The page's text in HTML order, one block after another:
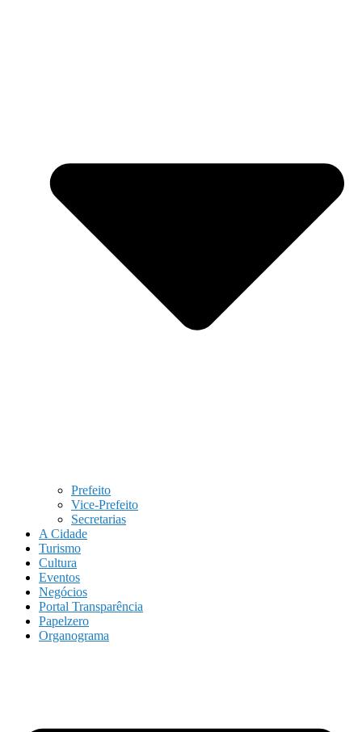
Prefeito
Vice-Prefeito
Secretarias
A Cidade
Turismo
Cultura
Eventos
Negócios
Portal Transparência
Papelzero
Organograma